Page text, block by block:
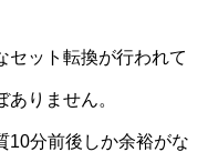
セット転換が行われて
りません。
10分前後しか余裕がな